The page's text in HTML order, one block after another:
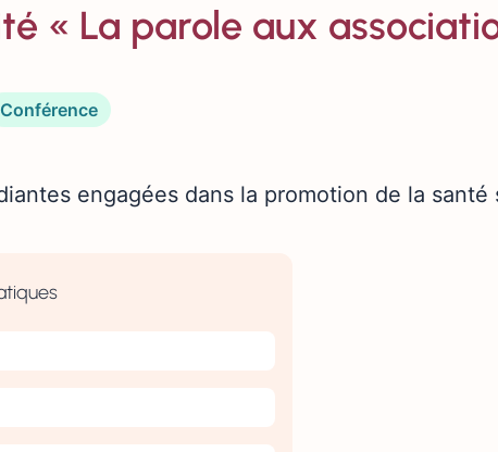
« La parole aux
Conférence
engagées dans la promotion de la santé